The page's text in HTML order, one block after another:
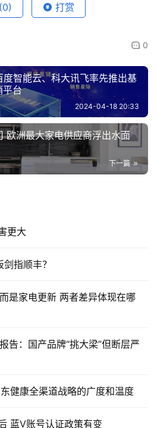
(0) 打赏
0
智能云、科大讯飞率先推出基
平台
2024-04-18 20:33
欧洲最大家电供应商浮出水面
下一篇
更大
指顺丰？
是家电更新 两者差异体现在哪
告：国产品牌“挑大梁”但断层严
健康全渠道战略的广度和温度
蓝V账号认证政策有变